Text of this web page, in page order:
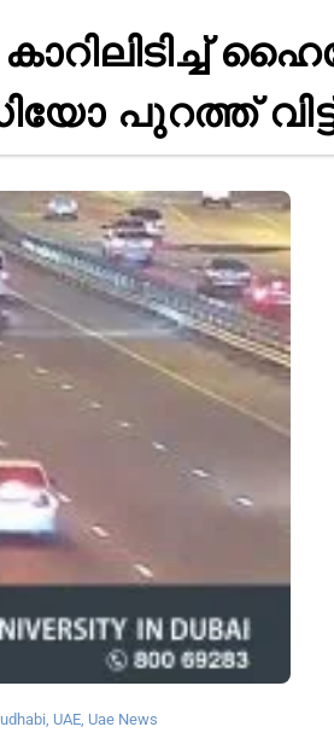
പുറത്ത്
UAE Uae News